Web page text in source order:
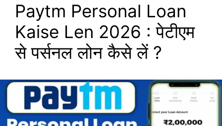
Paytm Personal Loan
Kaise Len 2026 : पेटीएम
से पर्सनल लोन कैसे लें ?